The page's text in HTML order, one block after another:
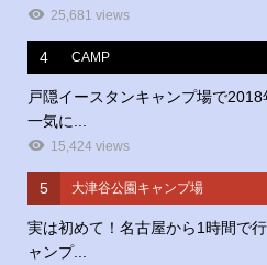
25,681 views
4 CAMP
戸隠イースタンキャンプ場で
一気に...
15,424 views
5 大津谷公園キャンプ場
実は初めて！名古屋から1時間で
ャンプ...